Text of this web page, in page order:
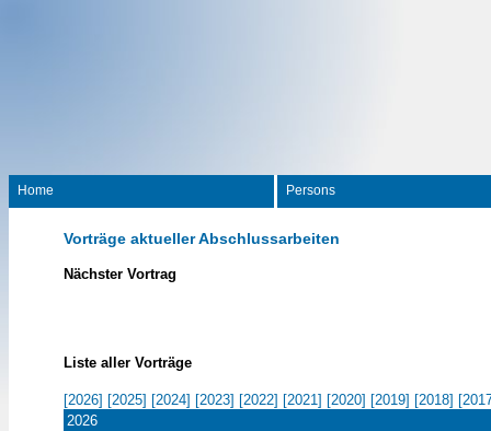
Home Persons
Vorträge aktueller Abschlussarbeiten
Nächster Vortrag
Liste aller Vorträge
[2026] [2025] [2024] [2023] [2022] [2021] [2020] [2019] [2018]
2026